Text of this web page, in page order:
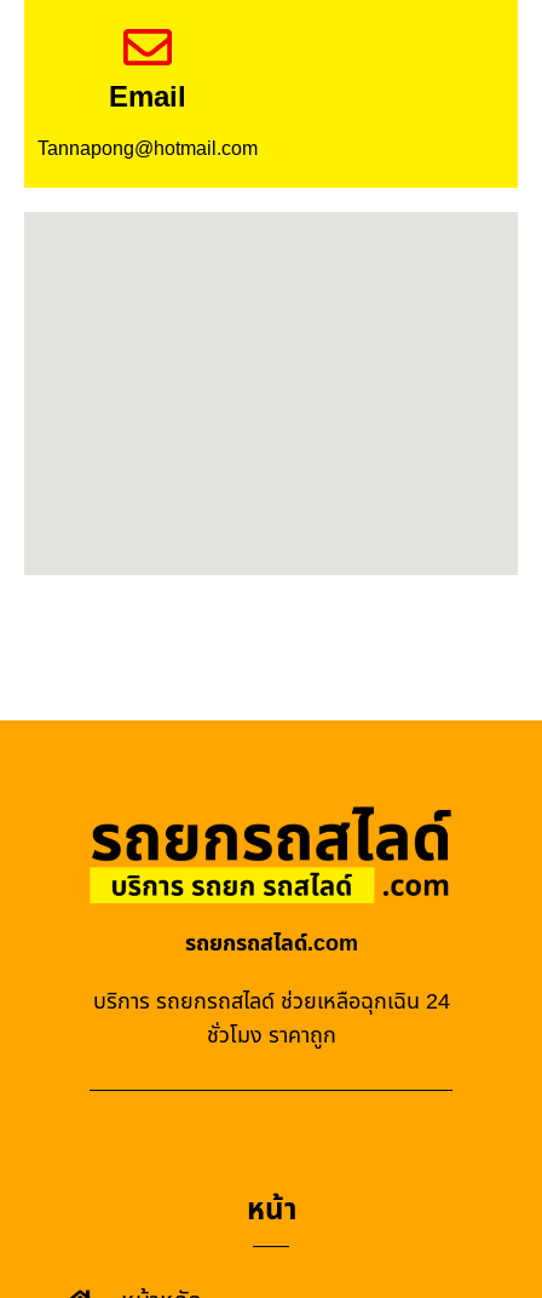
Email
Tannapong@hotmail.com
รถยกรถสไลด์.com
บริการ รถยกรถสไลด์ ช่วยเหลือฉุกเฉิน 24
ชั่วโมง ราคาถูก
หน้า